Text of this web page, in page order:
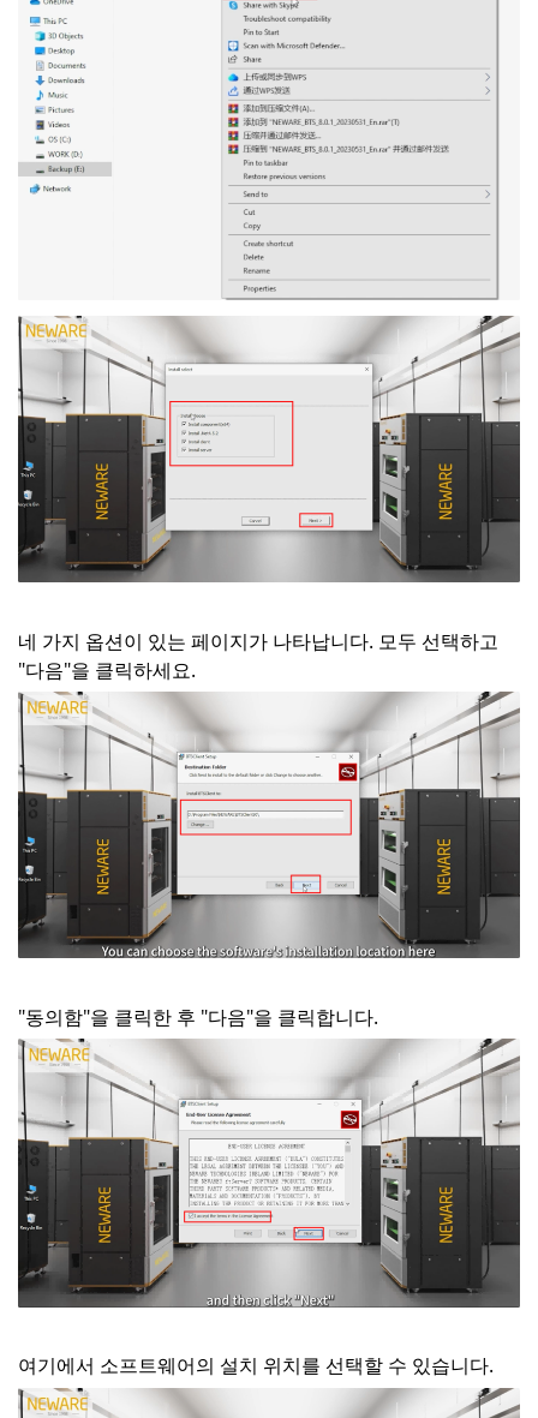
네 가지 옵션이 있는 페이지가 나타납니다. 모두 선택하고
"다음"을 클릭하세요.
"동의함"을 클릭한 후 "다음"을 클릭합니다.
여기에서 소프트웨어의 설치 위치를 선택할 수 있습니다.